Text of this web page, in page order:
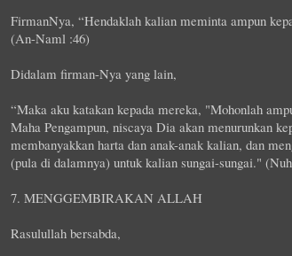
FirmanNya, “Hendaklah kalian meminta ampun
(An-Naml :46)
Didalam firman-Nya yang lain,
“Maka aku katakan kepada mereka, "Mohonlah
Maha Pengampun, niscaya Dia akan menurunkan
membanyakkan harta dan anak-anak kalian, dan
(pula di dalamnya) untuk kalian sungai-sungai."
7. MENGGEMBIRAKAN ALLAH
Rasulullah bersabda,